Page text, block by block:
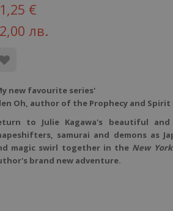
€
лв.
new favourite series'
Oh, author of the Prophecy and
to Julie Kagawa's beautiful
samurai and demons as
magic swirl together in the New
brand new adventure.